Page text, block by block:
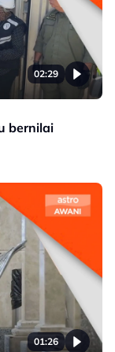
02:29
bernilai
01:26